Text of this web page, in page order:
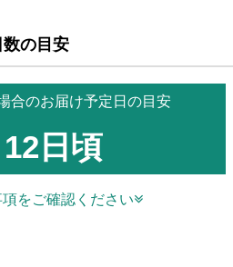
の目安
合のお届け予定日の目安
日頃
をご確認ください